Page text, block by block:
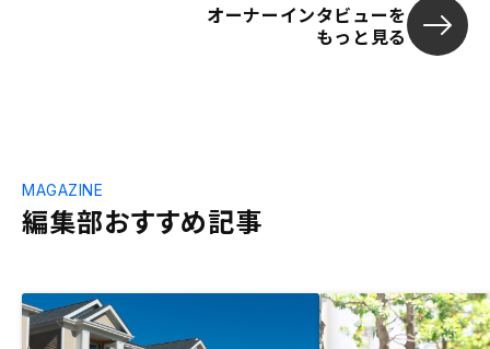
オーナーインタビューを
もっと見る
編集部おすすめ記事
MAGAZINE